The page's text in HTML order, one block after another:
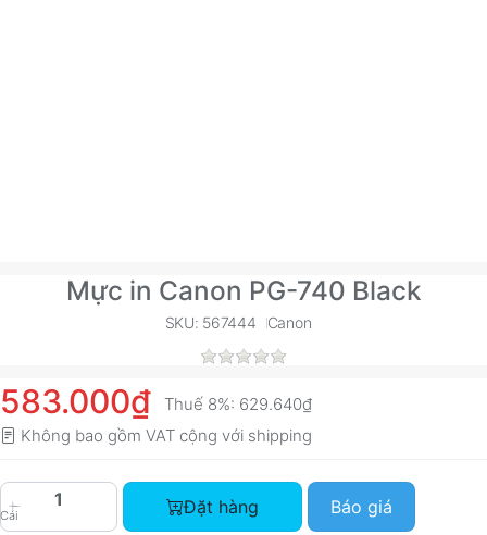
Mực in Canon PG-740 Black
SKU: 567444 Canon
583.000₫ Thuế 8%: 629.640₫
Không bao gồm VAT cộng với shipping
Cái
Mực in Canon PG-740 Black với giá 583.000₫,
Đặt hàng Báo giá